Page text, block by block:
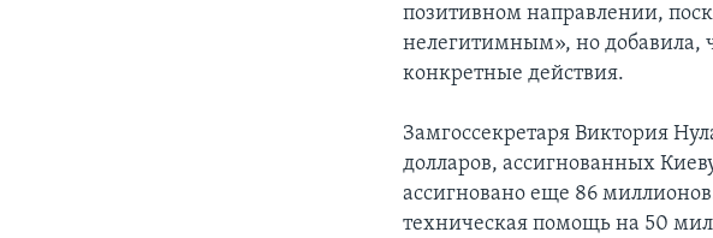
позитивном направлении,
нелегитимным», но добавила,
конкретные действия.
Замгоссекретаря Виктория
долларов, ассигнованных
ассигновано еще 86
техническая помощь на 50